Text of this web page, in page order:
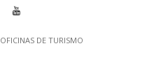
OFICINAS DE TURISMO